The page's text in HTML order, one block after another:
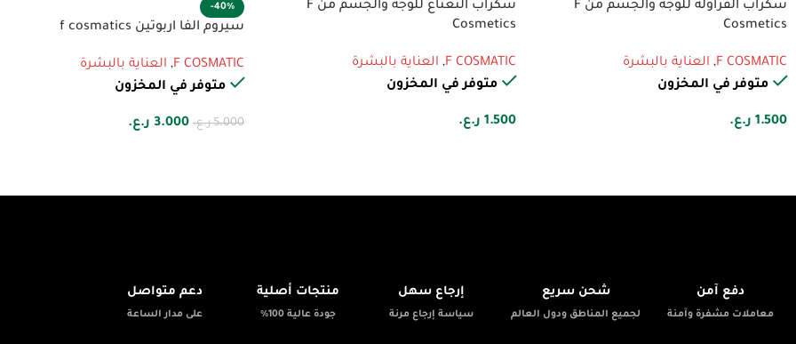
سكراب الفراولة للوجة والجسم من F
Cosmetics
F COSMATIC
, العناية بالبشرة
متوفر في المخزون
1.500 ر.ع.
سكراب النعناع للوجة والجسم من F
Cosmetics
F COSMATIC
, العناية بالبشرة
متوفر في المخزون
1.500 ر.ع.
-40%
سيروم الفا اربوتين f cosmatics
F COSMATIC
, العناية بالبشرة
متوفر في المخزون
5.000 ر.ع. 3.000 ر.ع.
دفع آمن
معاملات مشفرة وآمنة
شحن سريع
لجميع المناطق ودول العالم
إرجاع سهل
سياسة إرجاع مرنة
منتجات أصلية
جودة عالية 100%
دعم متواصل
على مدار الساعة